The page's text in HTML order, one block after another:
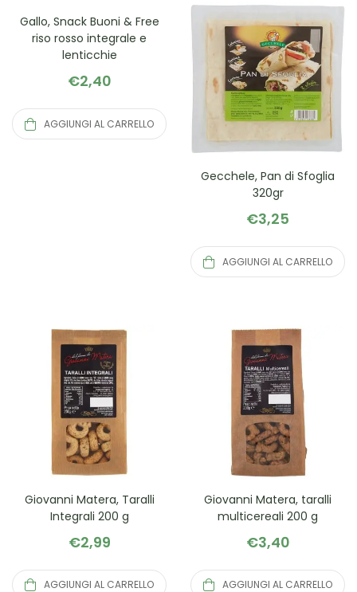
Gallo, Snack Buoni & Free
riso rosso integrale e
lenticchie
€2,40
AGGIUNGI AL CARRELLO
Gecchele, Pan di Sfoglia
320gr
€3,25
AGGIUNGI AL CARRELLO
Giovanni Matera, Taralli
Integrali 200 g
€2,99
AGGIUNGI AL CARRELLO
Giovanni Matera, taralli
multicereali 200 g
€3,40
AGGIUNGI AL CARRELLO